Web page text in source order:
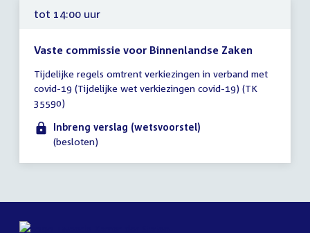
tot 14:00 uur
Vaste commissie voor Binnenlandse Zaken
vergadering
tot
14:00
uur
Tijdelijke regels omtrent verkiezingen in verband met
covid-19 (Tijdelijke wet verkiezingen covid-19) (TK
35590)
Inbreng verslag (wetsvoorstel)
(besloten)